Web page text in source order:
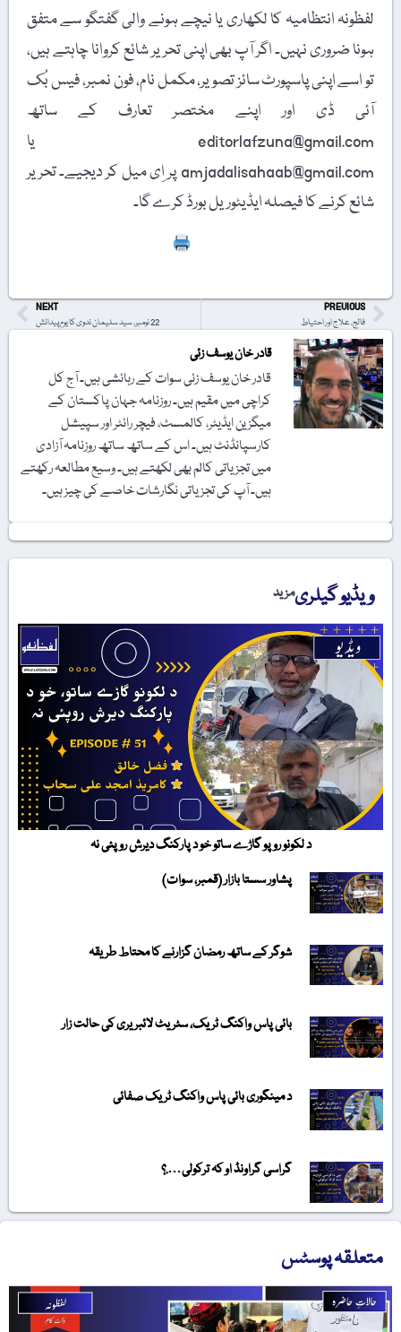
لفظونہ انتظامیہ کا لکھاری یا نیچے ہونے والی گفتگو سے متفق
ہونا ضروری نہیں۔ اگر آپ بھی اپنی تحریر شائع کروانا چاہتے ہیں،
تو اسے اپنی پاسپورٹ سائز تصویر، مکمل نام، فون نمبر، فیس بُک
آئی ڈی اور اپنے مختصر تعارف کے ساتھ
editorlafzuna@gmail.com یا
amjadalisahaab@gmail.com پر اِی میل کر دیجیے۔ تحریر
شائع کرنے کا فیصلہ ایڈیٹوریل بورڈ کرے گا۔
PREVIOUS
فالج، علاج اور احتیاط
NEXT
22 نومبر، سید سلیمان ندوی کا یومِ پیدائش
قادر خان یوسف زئی
قادر خان یوسف زئی سوات کے رہائشی ہیں۔ آج کل
کراچی میں مقیم ہیں۔ روزنامہ جہان پاکستان کے
میگزین ایڈیٹر، کالمسٹ، فیچر رائٹر اور سپیشل
کارسپانڈنٹ ہیں۔ اس کے ساتھ ساتھ روزنامہ آزادی
میں تجزیاتی کالم بھی لکھتے ہیں۔ وسیع مطالعہ رکھتے
ہیں۔ آپ کی تجزیاتی نگارشات خاصے کی چیز ہیں۔
ویڈیو گیلریمزید
د لکونو روپو گاڑے ساتو خو د پارکنگ دیرش روپئی نہ
پشاور سستا بازار (قمبر، سوات)
شوگر کے ساتھ رمضان گزارنے کا محتاط طریقہ
بائی پاس واکنگ ٹریک، سٹریٹ لائبریری کی حالت زار
د مینگوری بائی پاس واکنگ ٹریک صفائی
گراسی گراونڈ او کہ ترکولی….؟
متعلقہ پوسٹس